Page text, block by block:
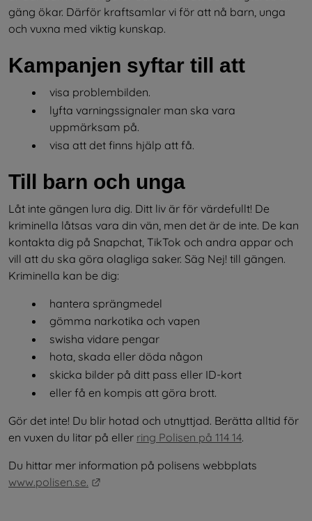
gäng ökar. Därför kraftsamlar vi för att nå barn, unga
och vuxna med viktig kunskap.
Kampanjen syftar till att
visa problembilden.
lyfta varningssignaler man ska vara
uppmärksam på.
visa att det finns hjälp att få.
Till barn och unga
Låt inte gängen lura dig. Ditt liv är för värdefullt! De
kriminella låtsas vara din vän, men det är de inte. De kan
kontakta dig på Snapchat, TikTok och andra appar och
vill att du ska göra olagliga saker. Säg Nej! till gängen.
Kriminella kan be dig:
hantera sprängmedel
gömma narkotika och vapen
swisha vidare pengar
hota, skada eller döda någon
skicka bilder på ditt pass eller ID-kort
eller få en kompis att göra brott.
Gör det inte! Du blir hotad och utnyttjad. Berätta alltid för
en vuxen du litar på eller ring Polisen på 114 14.
www.polisen.se.